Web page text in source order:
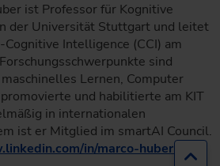
ist Professor für Kognitive
der Universität Stuttgart und leitet
Intelligence (CCI) am
sind
Lernen, Computer
und habilitierte am KIT
in internationalen
ist er Mitglied im smartAI Council.
in/marco-huber-